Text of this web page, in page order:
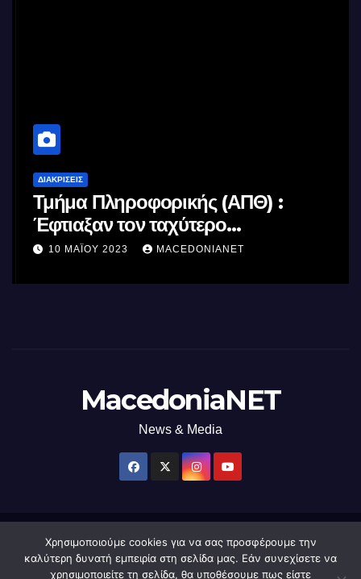
ΔΙΑΚΡΊΣΕΙΣ
Τμήμα Πληροφορικής (ΑΠΘ) :
Έφτιαξαν τον ταχύτερο
επεξεργαστή AI στον κόσμο με τη
10 ΜΑΪ́ΟΥ 2023 MACEDONIANET
MacedoniaNET
News & Media
Δημιουργήθηκε από το digital2000 με την Υποστήριξη του WordPress
Θέμα: Newsup απόThemeansar.
Χρησιμοποιούμε cookies για να σας προσφέρουμε την
καλύτερη δυνατή εμπειρία στη σελίδα μας. Εάν συνεχίσετε να
χρησιμοποιείτε τη σελίδα, θα υποθέσουμε πως είστε